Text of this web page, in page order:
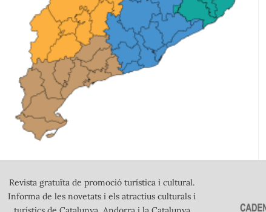
Revista gratuïta de promoció turística i cultural.
Informa de les novetats i els atractius culturals i